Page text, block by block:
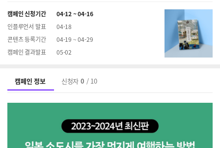
캠페인 신청기간
04-12 ~ 04-16
인플루언서 발표
04-18
콘텐츠 등록기간
04-19 ~ 04-29
캠페인 결과발표
05-02
캠페인 정보 신청자0 / 10